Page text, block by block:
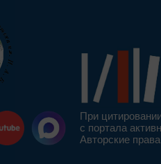
При
с портала
Авторские